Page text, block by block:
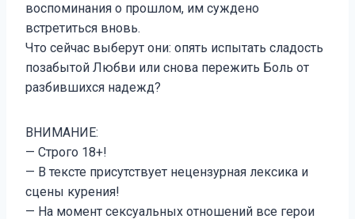
воспоминания о прошлом, им суждено
встретиться вновь.
Что сейчас выберут они: опять испытать сладость
позабытой Любви или снова пережить Боль от
разбившихся надежд?
ВНИМАНИЕ:
— Строго 18+!
— В тексте присутствует нецензурная лексика и
сцены курения!
— На момент сексуальных отношений все герои